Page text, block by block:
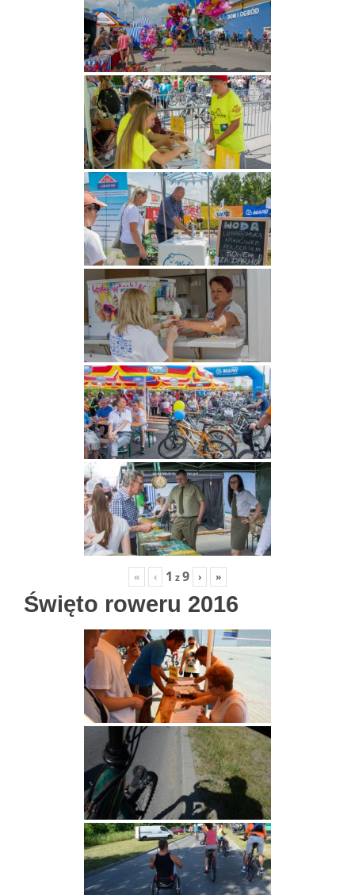
« ‹ 1 z9 › »
Święto roweru 2016